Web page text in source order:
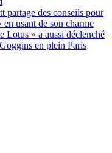
partage des conseils pour
usant de son charme
Lotus » a aussi déclenché
en plein Paris